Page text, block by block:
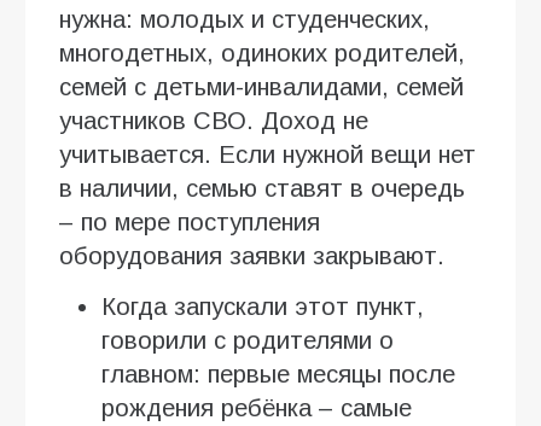
нужна: молодых и студенческих,
многодетных, одиноких родителей,
семей с детьми-инвалидами, семей
участников СВО. Доход не
учитывается. Если нужной вещи нет
в наличии, семью ставят в очередь
– по мере поступления
оборудования заявки закрывают.
Когда запускали этот пункт,
говорили с родителями о
главном: первые месяцы после
рождения ребёнка – самые